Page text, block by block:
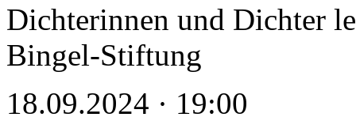
Dichterinnen und Dichter
Bingel-Stiftung
18.09.2024 · 19:00